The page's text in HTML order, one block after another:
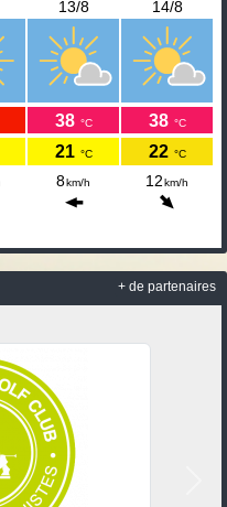
+ de partenaires